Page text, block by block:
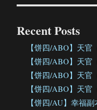
Recent Posts
【饼四/ABO】天官
【饼四/ABO】天官
【饼四/ABO】天官
【饼四/ABO】天官
【饼四/AU】幸福副